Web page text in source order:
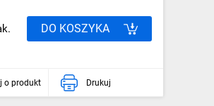
DO KOSZYKA
o produkt Drukuj